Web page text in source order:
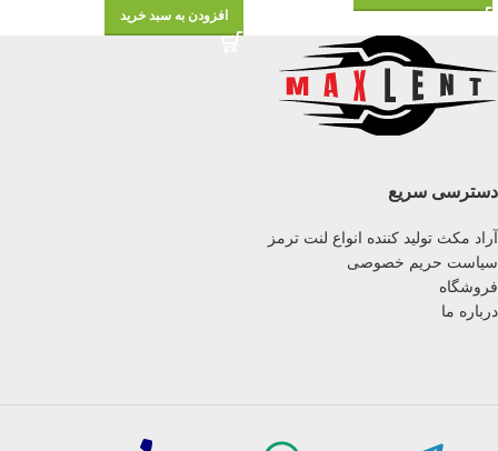
افزودن به سبد خرید
دسترسی سریع
آراد مکث تولید کننده انواع لنت ترمز
سیاست حریم خصوصی
فروشگاه
درباره ما